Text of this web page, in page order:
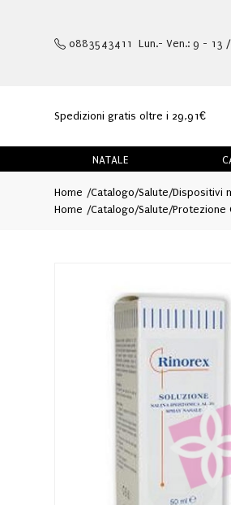
0883543411 Lun.- Ven.: 9 - 13
Spedizioni gratis oltre i 29,91€
NATALE
Home Catalogo/Salute/Dispositivi
Home
Catalogo/Salute/Protezione